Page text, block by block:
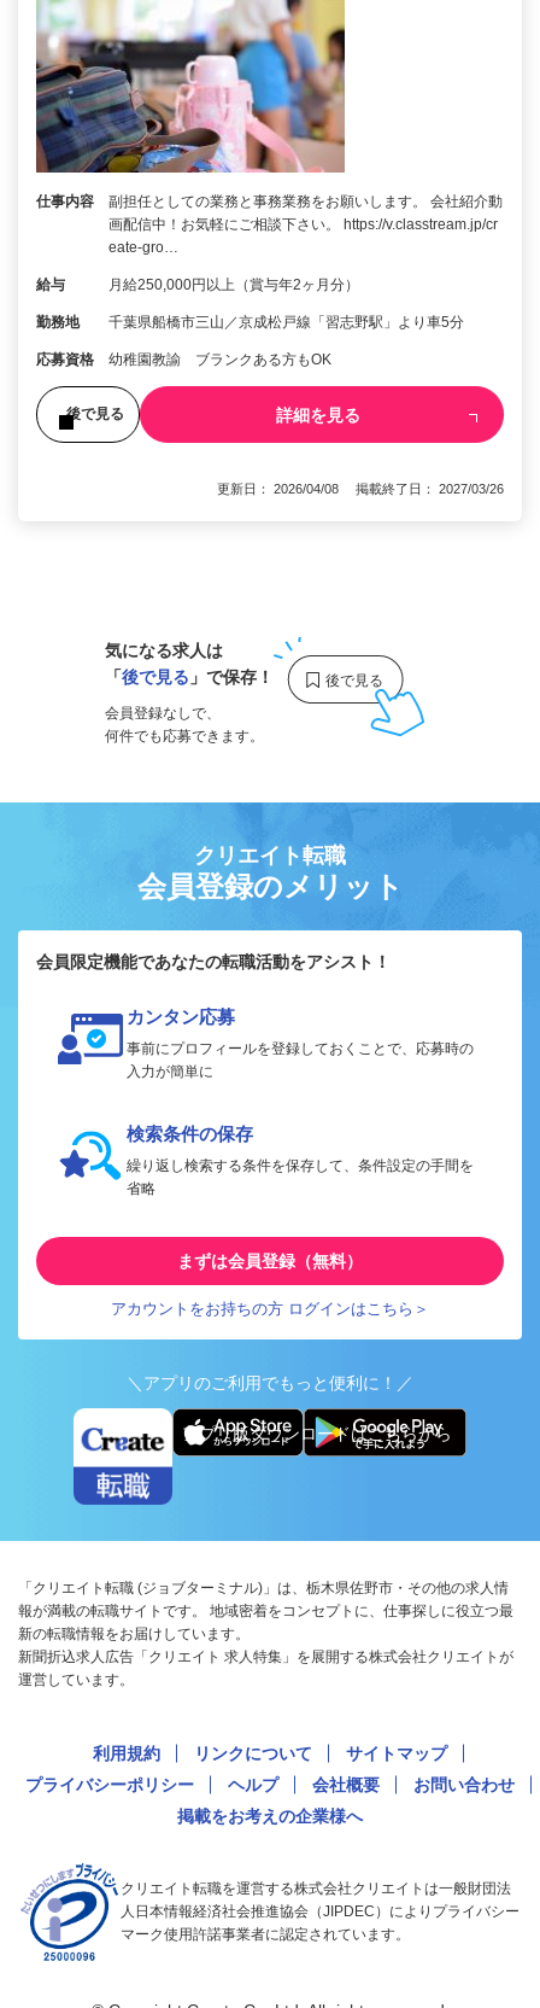
仕事内容
副担任としての業務と事務業務をお願いします。 会社紹介動
画配信中！お気軽にご相談下さい。 https://v.classtream.jp/cr
eate-gro…
給与 月給250,000円以上（賞与年2ヶ月分）
勤務地 千葉県船橋市三山／京成松戸線「習志野駅」より車5分
応募資格 幼稚園教諭 ブランクある方もOK
後で見る 詳細を見る
更新日： 2026/04/08 掲載終了日： 2027/03/26
気になる求人は
「後で見る 」で保存！
会員登録なしで、
何件でも応募できます。
クリエイト転職
会員登録のメリット
会員限定機能であなたの転職活動をアシスト！
カンタン応募
事前にプロフィールを登録しておくことで、応募時の
入力が簡単に
検索条件の保存
繰り返し検索する条件を保存して、条件設定の手間を
省略
まずは会員登録（無料）
アカウントをお持ちの方 ログインはこちら＞
＼アプリのご利用でもっと便利に！／
アプリ版ダウンロードはこちらから
「クリエイト転職 (ジョブターミナル)」は、栃木県佐野市・その他の求人情
報が満載の転職サイトです。 地域密着をコンセプトに、仕事探しに役立つ最
新の転職情報をお届けしています。
新聞折込求人広告「クリエイト 求人特集」を展開する株式会社クリエイトが
運営しています。
利用規約 リンクについて
サイトマップ
プライバシーポリシー
ヘルプ 会社概要
お問い合わせ
掲載をお考えの企業様へ
クリエイト転職を運営する株式会社クリエイトは一般財団法
人日本情報経済社会推進協会（JIPDEC）によりプライバシー
マーク使用許諾事業者に認定されています。